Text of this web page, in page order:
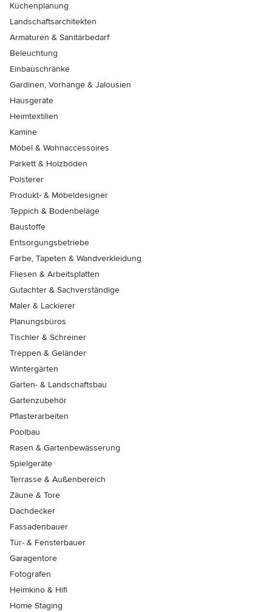
Küchenplanung
Landschaftsarchitekten
Armaturen & Sanitärbedarf
Beleuchtung
Einbauschränke
Gardinen, Vorhänge & Jalousien
Hausgeräte
Heimtextilien
Kamine
Möbel & Wohnaccessoires
Parkett & Holzböden
Polsterer
Produkt- & Möbeldesigner
Teppich & Bodenbeläge
Baustoffe
Entsorgungsbetriebe
Farbe, Tapeten & Wandverkleidung
Fliesen & Arbeitsplatten
Gutachter & Sachverständige
Maler & Lackierer
Planungsbüros
Tischler & Schreiner
Treppen & Geländer
Wintergärten
Garten- & Landschaftsbau
Gartenzubehör
Pflasterarbeiten
Poolbau
Rasen & Gartenbewässerung
Spielgeräte
Terrasse & Außenbereich
Zäune & Tore
Dachdecker
Fassadenbauer
Tür- & Fensterbauer
Garagentore
Fotografen
Heimkino & Hifi
Home Staging